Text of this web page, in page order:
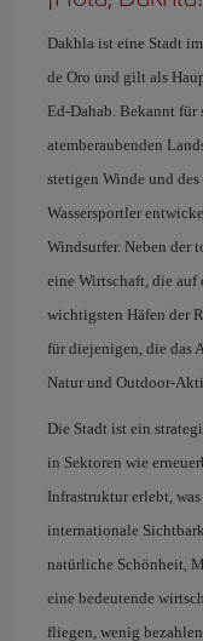
Dakhla ist eine Stadt
de Oro und gilt als
Ed-Dahab. Bekannt für
atemberaubenden
stetigen Winde und
Wassersportler
Windsurfer. Neben der
eine Wirtschaft, die auf
wichtigsten Häfen der
für diejenigen, die das
Natur und Outdoor-
Die Stadt ist ein
in Sektoren wie
Infrastruktur erlebt,
internationale
natürliche Schönheit,
eine bedeutende
fliegen, wenig